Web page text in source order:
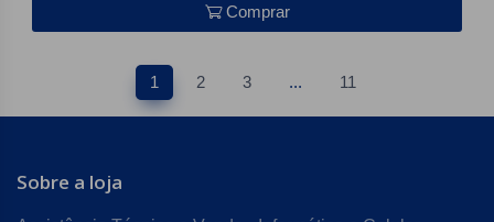
Comprar
1 2 3 ... 11
Sobre a loja